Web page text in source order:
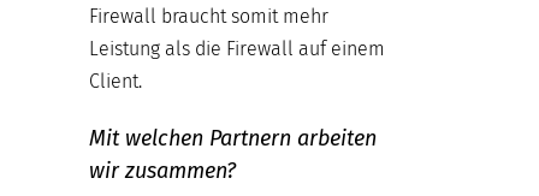
Firewall braucht somit mehr
Leistung als die Firewall auf einem
Client.
Mit welchen Partnern arbeiten
wir zusammen?